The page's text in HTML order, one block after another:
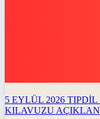
5 EYLÜL 2026
KILAVUZU